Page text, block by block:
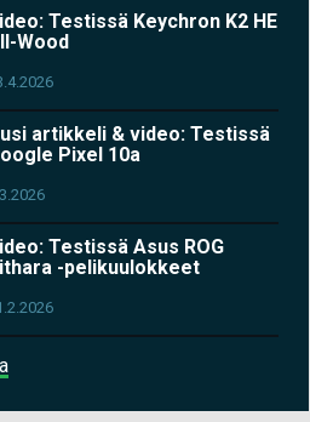
Testissä Keychron K2 HE
Wood
artikkeli & video: Testissä
Pixel 10a
Testissä Asus ROG
-pelikuulokkeet